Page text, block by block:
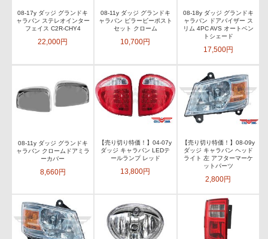
08-17y ダッジ グランドキ
ャラバン ステレオインター
フェイス C2R-CHY4
22,000円
08-11y ダッジ グランドキ
ャラバン ピラービーポスト
セット クローム
10,700円
08-18y ダッジ グランドキ
ャラバン ドアバイザー ス
リム 4PC AVS オートベン
トシェード
17,500円
08-11y ダッジ グランドキ
ャラバン クロームドアミラ
ーカバー
8,660円
【売り切り特価！】04-07y
ダッジ キャラバン LEDテ
ールランプ レッド
13,800円
【売り切り特価！】08-09y
ダッジ キャラバン ヘッド
ライト 左 アフターマーケ
ットパーツ
2,800円